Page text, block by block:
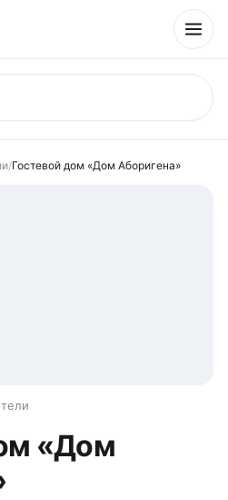
/Гостевой дом «Дом Аборигена»
«Дом